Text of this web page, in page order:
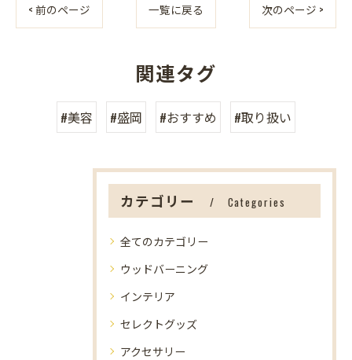
< 前のページ 一覧に戻る 次のページ >
関連タグ
#美容 #盛岡 #おすすめ #取り扱い
カテゴリー Categories
全てのカテゴリー
ウッドバーニング
インテリア
セレクトグッズ
アクセサリー